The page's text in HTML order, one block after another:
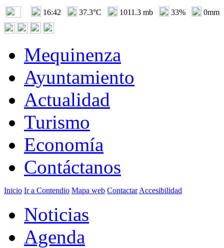
16:42 37.3°C 1011.3 mb 33% 0mm
Mequinenza
Ayuntamiento
Actualidad
Turismo
Economía
Contáctanos
Inicio Ir a Contendio Mapa web Contactar Accesibilidad
Noticias
Agenda